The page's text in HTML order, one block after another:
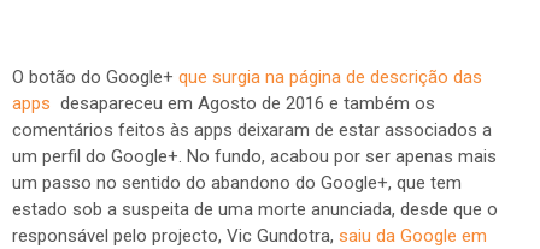
O botão do Google+ que surgia na página de descrição das
apps desapareceu em Agosto de 2016 e também os
comentários feitos às apps deixaram de estar associados a
um perfil do Google+. No fundo, acabou por ser apenas mais
um passo no sentido do abandono do Google+, que tem
estado sob a suspeita de uma morte anunciada, desde que o
responsável pelo projecto, Vic Gundotra, saiu da Google em